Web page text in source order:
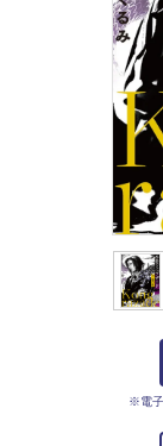
※電子